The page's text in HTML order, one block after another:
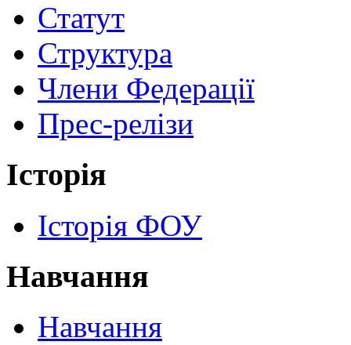
Статут
Структура
Члени Федерації
Прес-релізи
Історія
Історія ФОУ
Навчання
Навчання